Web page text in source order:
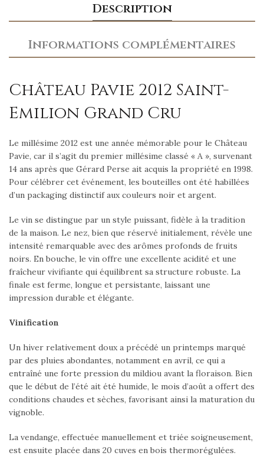
Description
Informations complémentaires
Château Pavie 2012 Saint-
Emilion Grand Cru
Le millésime 2012 est une année mémorable pour le Château
Pavie, car il s’agit du premier millésime classé « A », survenant
14 ans après que Gérard Perse ait acquis la propriété en 1998.
Pour célébrer cet événement, les bouteilles ont été habillées
d’un packaging distinctif aux couleurs noir et argent.
Le vin se distingue par un style puissant, fidèle à la tradition
de la maison. Le nez, bien que réservé initialement, révèle une
intensité remarquable avec des arômes profonds de fruits
noirs. En bouche, le vin offre une excellente acidité et une
fraîcheur vivifiante qui équilibrent sa structure robuste. La
finale est ferme, longue et persistante, laissant une
impression durable et élégante.
Vinification
Un hiver relativement doux a précédé un printemps marqué
par des pluies abondantes, notamment en avril, ce qui a
entraîné une forte pression du mildiou avant la floraison. Bien
que le début de l’été ait été humide, le mois d’août a offert des
conditions chaudes et sèches, favorisant ainsi la maturation du
vignoble.
La vendange, effectuée manuellement et triée soigneusement,
est ensuite placée dans 20 cuves en bois thermorégulées.